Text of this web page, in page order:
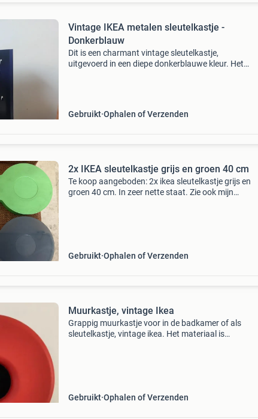
Vintage IKEA metalen sleutelkastje -
Donkerblauw
Dit is een charmant vintage sleutelkastje,
uitgevoerd in een diepe donkerblauwe kleur. Het
Gebruikt Ophalen of Verzenden
2x IKEA sleutelkastje grijs en groen 40 cm
Te koop aangeboden: 2x ikea sleutelkastje grijs en
groen 40 cm. In zeer nette staat. Zie ook mijn
Gebruikt Ophalen of Verzenden
Muurkastje, vintage Ikea
Grappig muurkastje voor in de badkamer of als
sleutelkastje, vintage ikea. Het materiaal is
Gebruikt Ophalen of Verzenden